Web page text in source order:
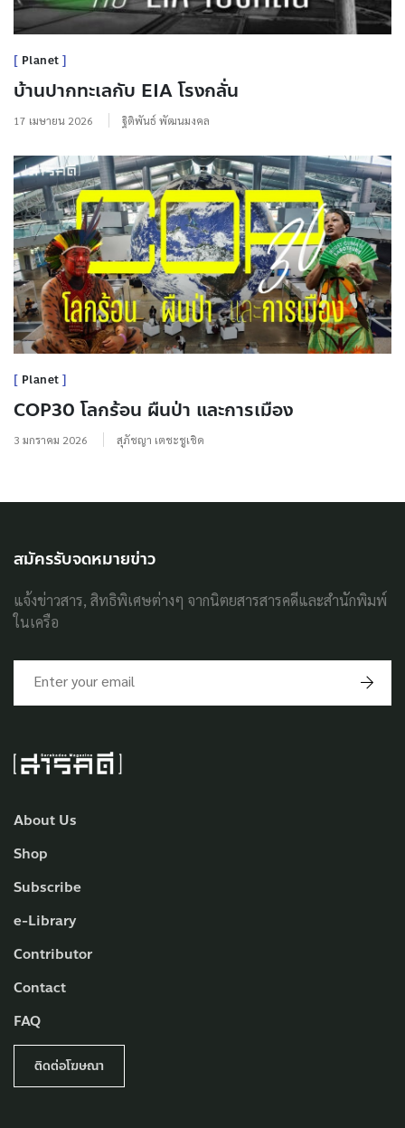
Planet
บ้านปากทะเลกับ EIA โรงกลั่น
17 เมษายน 2026 ฐิติพันธ์ พัฒนมงคล
Planet
COP30 โลกร้อน ผืนป่า และการเมือง
3 มกราคม 2026 สุภัชญา เตชะชูเชิด
About Us
Shop
Subscribe
e-Library
Contributor
Contact
FAQ
ติดต่อโฆษณา
สมัครรับจดหมายข่าว
แจ้งข่าวสาร, สิทธิพิเศษต่างๆ จากนิตยสารสารคดีและสำนักพิมพ์
ในเครือ